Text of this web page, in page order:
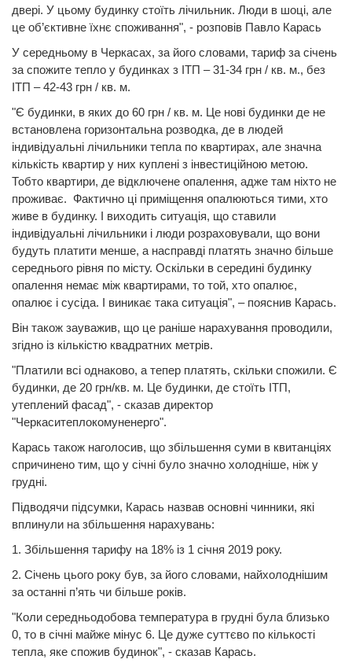
двері. У цьому будинку стоїть лічильник. Люди в шоці, але
це об’єктивне їхнє споживання", - розповів Павло Карась
У середньому в Черкасах, за його словами, тариф за січень
за спожите тепло у будинках з ІТП – 31-34 грн / кв. м., без
ІТП – 42-43 грн / кв. м.
"Є будинки, в яких до 60 грн / кв. м. Це нові будинки де не
встановлена горизонтальна розводка, де в людей
індивідуальні лічильники тепла по квартирах, але значна
кількість квартир у них куплені з інвестиційною метою.
Тобто квартири, де відключене опалення, адже там ніхто не
проживає. Фактично ці приміщення опалюються тими, хто
живе в будинку. І виходить ситуація, що ставили
індивідуальні лічильники і люди розраховували, що вони
будуть платити менше, а насправді платять значно більше
середнього рівня по місту. Оскільки в середині будинку
опалення немає між квартирами, то той, хто опалює,
опалює і сусіда. І виникає така ситуація", – пояснив Карась.
Він також зауважив, що це раніше нарахування проводили,
згідно із кількістю квадратних метрів.
"Платили всі однаково, а тепер платять, скільки спожили. Є
будинки, де 20 грн/кв. м. Це будинки, де стоїть ІТП,
утеплений фасад", - сказав директор
"Черкаситеплокомуненерго".
Карась також наголосив, що збільшення суми в квитанціях
спричинено тим, що у січні було значно холодніше, ніж у
грудні.
Підводячи підсумки, Карась назвав основні чинники, які
вплинули на збільшення нарахувань:
1. Збільшення тарифу на 18% із 1 січня 2019 року.
2. Січень цього року був, за його словами, найхолоднішим
за останні п’ять чи більше років.
"Коли середньодобова температура в грудні була близько
0, то в січні майже мінус 6. Це дуже суттєво по кількості
тепла, яке спожив будинок", - сказав Карась.